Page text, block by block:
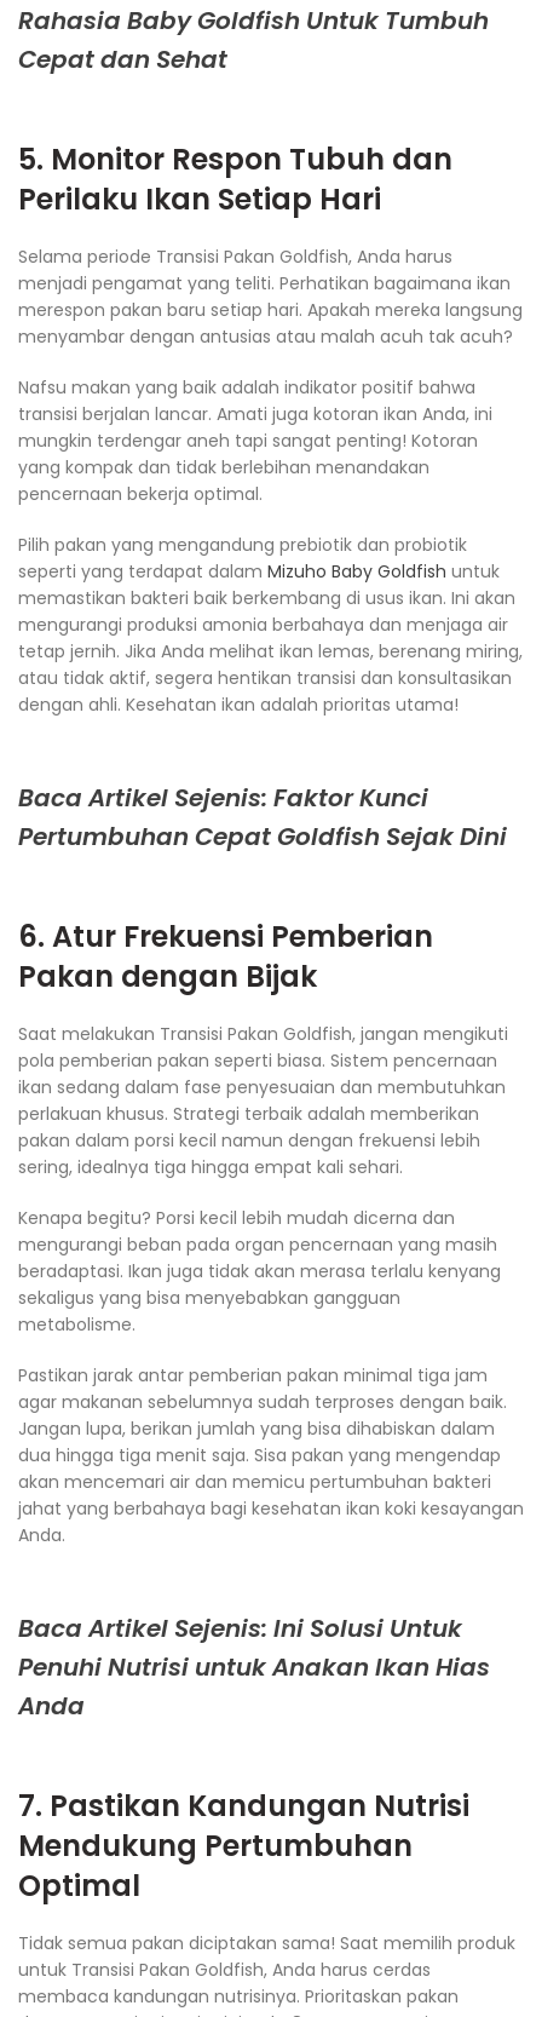
Rahasia Baby Goldfish Untuk Tumbuh
Cepat dan Sehat
5. Monitor Respon Tubuh dan
Perilaku Ikan Setiap Hari
Selama periode Transisi Pakan Goldfish, Anda harus
menjadi pengamat yang teliti. Perhatikan bagaimana ikan
merespon pakan baru setiap hari. Apakah mereka langsung
menyambar dengan antusias atau malah acuh tak acuh?
Nafsu makan yang baik adalah indikator positif bahwa
transisi berjalan lancar. Amati juga kotoran ikan Anda, ini
mungkin terdengar aneh tapi sangat penting! Kotoran
yang kompak dan tidak berlebihan menandakan
pencernaan bekerja optimal.
Pilih pakan yang mengandung prebiotik dan probiotik
seperti yang terdapat dalam Mizuho Baby Goldfish untuk
memastikan bakteri baik berkembang di usus ikan. Ini akan
mengurangi produksi amonia berbahaya dan menjaga air
tetap jernih. Jika Anda melihat ikan lemas, berenang miring,
atau tidak aktif, segera hentikan transisi dan konsultasikan
dengan ahli. Kesehatan ikan adalah prioritas utama!
Baca Artikel Sejenis: Faktor Kunci
Pertumbuhan Cepat Goldfish Sejak Dini
6. Atur Frekuensi Pemberian
Pakan dengan Bijak
Saat melakukan Transisi Pakan Goldfish, jangan mengikuti
pola pemberian pakan seperti biasa. Sistem pencernaan
ikan sedang dalam fase penyesuaian dan membutuhkan
perlakuan khusus. Strategi terbaik adalah memberikan
pakan dalam porsi kecil namun dengan frekuensi lebih
sering, idealnya tiga hingga empat kali sehari.
Kenapa begitu? Porsi kecil lebih mudah dicerna dan
mengurangi beban pada organ pencernaan yang masih
beradaptasi. Ikan juga tidak akan merasa terlalu kenyang
sekaligus yang bisa menyebabkan gangguan
metabolisme.
Pastikan jarak antar pemberian pakan minimal tiga jam
agar makanan sebelumnya sudah terproses dengan baik.
Jangan lupa, berikan jumlah yang bisa dihabiskan dalam
dua hingga tiga menit saja. Sisa pakan yang mengendap
akan mencemari air dan memicu pertumbuhan bakteri
jahat yang berbahaya bagi kesehatan ikan koki kesayangan
Anda.
Baca Artikel Sejenis: Ini Solusi Untuk
Penuhi Nutrisi untuk Anakan Ikan Hias
Anda
7. Pastikan Kandungan Nutrisi
Mendukung Pertumbuhan
Optimal
Tidak semua pakan diciptakan sama! Saat memilih produk
untuk Transisi Pakan Goldfish, Anda harus cerdas
membaca kandungan nutrisinya. Prioritaskan pakan